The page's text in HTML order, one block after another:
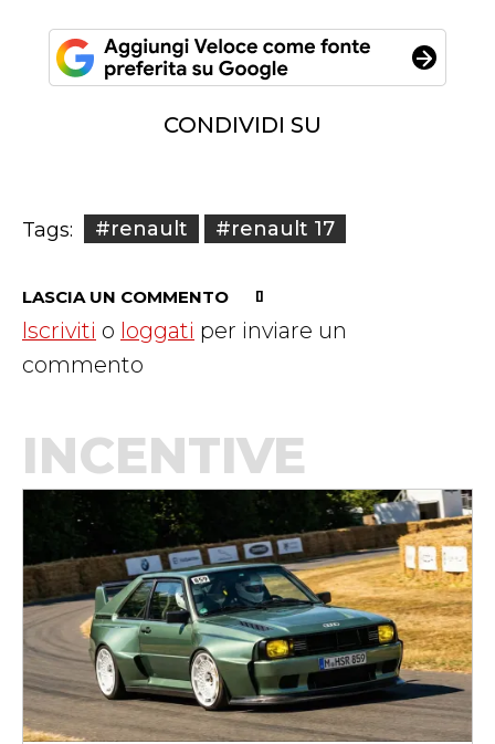
CONDIVIDI SU
Tags: #renault #renault 17
LASCIA UN COMMENTO
Iscriviti o loggati per inviare un
commento
INCENTIVE